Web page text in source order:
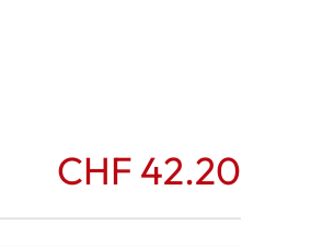
CHF 42.20